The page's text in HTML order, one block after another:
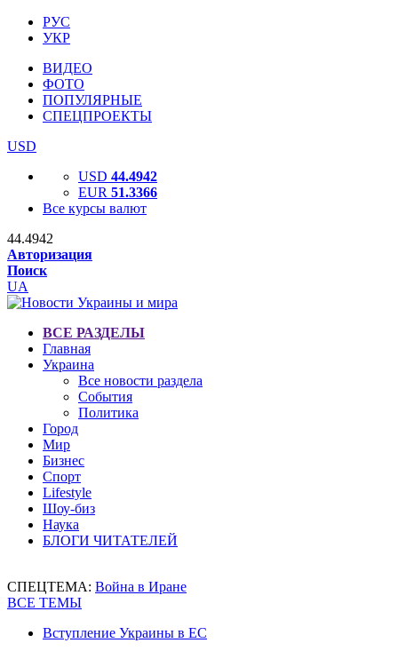
РУС
УКР
ВИДЕО
ФОТО
ПОПУЛЯРНЫЕ
СПЕЦПРОЕКТЫ
USD
USD 44.4942
EUR 51.3366
Все курсы валют
44.4942
Авторизация
Поиск
UA
ВСЕ РАЗДЕЛЫ
Главная
Украина
Все новости раздела
События
Политика
Город
Мир
Бизнес
Спорт
Lifestyle
Шоу-биз
Наука
БЛОГИ ЧИТАТЕЛЕЙ
СПЕЦТЕМА: Война в Иране
ВСЕ ТЕМЫ
Вступление Украины в ЕС